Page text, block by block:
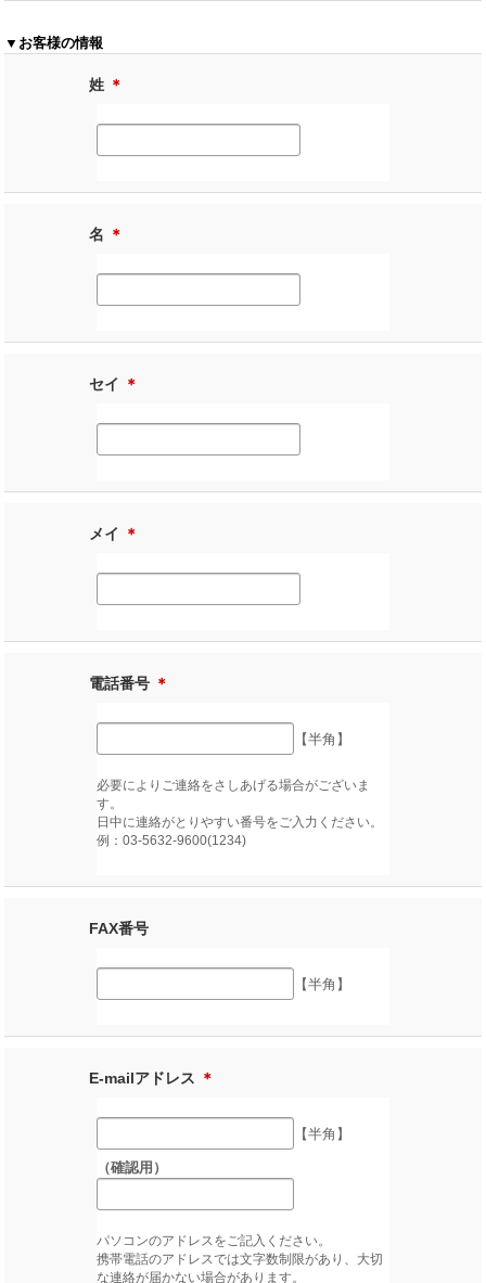
▼お客様の情報
姓 ＊
名 ＊
セイ ＊
メイ ＊
電話番号 ＊
【半角】
必要によりご連絡をさしあげる場合がございま
す。
日中に連絡がとりやすい番号をご入力ください。
例：03-5632-9600(1234)
FAX番号
【半角】
E-mailアドレス ＊
【半角】
（確認用）
パソコンのアドレスをご記入ください。
携帯電話のアドレスでは文字数制限があり、大切
な連絡が届かない場合があります。